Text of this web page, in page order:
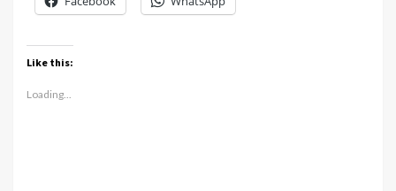
Like this:
Loading...